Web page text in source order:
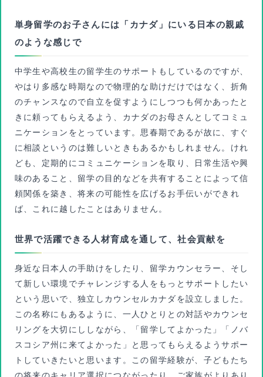
単身留学のお子さんには「カナダ」にいる日本の親戚
のような感じで
中学生や高校生の留学生のサポートもしているのですが、
やはり多感な時期なので物理的な助けだけではなく、折角
のチャンスなので自立を促すようにしつつも何かあったと
きに頼ってもらえるよう、カナダのお母さんとしてコミュ
ニケーションをとっています。思春期であるが故に、すぐ
に相談というのは難しいときもあるかもしれません。けれ
ども、定期的にコミュニケーションを取り、日常生活や興
味のあること、留学の目的などを共有することによって信
頼関係を築き、将来の可能性を広げるお手伝いができれ
ば、これに越したことはありません。
世界で活躍できる人材育成を通して、社会貢献を
身近な日本人の手助けをしたり、留学カウンセラー、そし
て新しい環境でチャレンジする人をもっとサポートしたい
という思いで、独立しカウンセルカナダを設立しました。
この名称にもあるように、一人ひとりとの対話やカウンセ
リングを大切にししながら、「留学してよかった」「ノバ
スコシア州に来てよかった」と思ってもらえるようサポー
トしていきたいと思います。この留学経験が、子どもたち